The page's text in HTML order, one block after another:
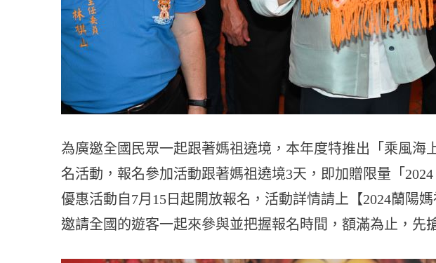
為廣邀全國民眾一起跟著媽祖遶境，本年度特推出「乘風海
名活動，報名參加活動跟著媽祖遶境3天，即加贈限量「
優惠活動自7月15日起開放報名，活動詳情請上【2024蘭陽
邀請全國的遊客一起來參與並把握報名時間，額滿為止，先